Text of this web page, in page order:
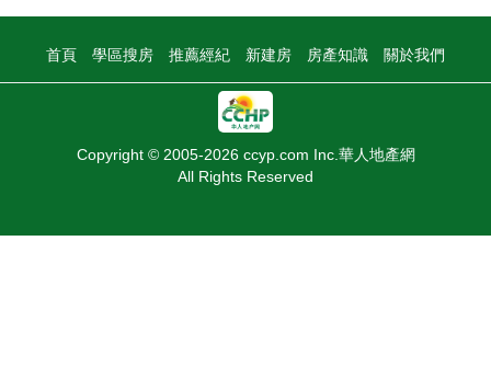
首頁 學區搜房 推薦經紀 新建房 房產知識 關於我們
Copyright © 2005-2026 ccyp.com Inc.華人地產網
All Rights Reserved